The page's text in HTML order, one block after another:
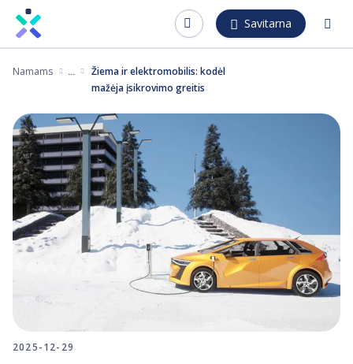
Pereiti
turinį
Savitarna
Namams
Žiema ir elektromobilis: kodėl
mažėja įsikrovimo greitis
2025-12-29